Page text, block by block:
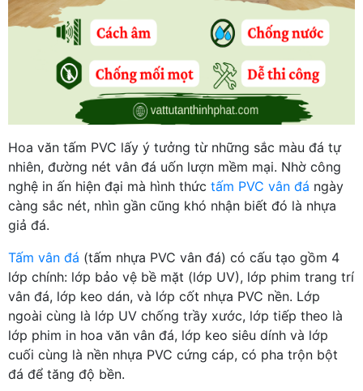
Hoa văn tấm PVC lấy ý tưởng từ những sắc màu đá tự
nhiên, đường nét vân đá uốn lượn mềm mại. Nhờ công
nghệ in ấn hiện đại mà hình thức tấm PVC vân đá ngày
càng sắc nét, nhìn gần cũng khó nhận biết đó là nhựa
giả đá.
Tấm vân đá (tấm nhựa PVC vân đá) có cấu tạo gồm 4
lớp chính: lớp bảo vệ bề mặt (lớp UV), lớp phim trang trí
vân đá, lớp keo dán, và lớp cốt nhựa PVC nền. Lớp
ngoài cùng là lớp UV chống trầy xước, lớp tiếp theo là
lớp phim in hoa văn vân đá, lớp keo siêu dính và lớp
cuối cùng là nền nhựa PVC cứng cáp, có pha trộn bột
đá để tăng độ bền.